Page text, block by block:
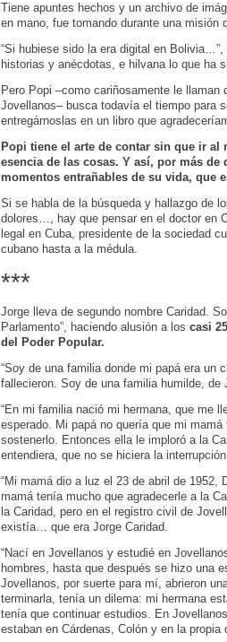
Tiene apuntes hechos y un archivo de
en mano, fue tomando durante una misión
“Si hubiese sido la era digital en
historias y anécdotas, e hilvana lo que ha
Pero Popi –como cariñosamente le
Jovellanos– busca todavía el tiempo para
entregárnoslas en un libro que
Popi tiene el arte de contar sin que ir
esencia de las cosas. Y así, por más
momentos entrañables de su vida, que
Si se habla de la búsqueda y hallazgo de
dolores…, hay que pensar en el doctor en
legal en Cuba, presidente de la sociedad
cubano hasta a la médula.
***
Jorge lleva de segundo nombre Caridad.
Parlamento”, haciendo alusión a los casi
del Poder Popular.
“Soy de una familia donde mi papá era
fallecieron. Soy de una familia humilde, de
“En mi familia nació mi hermana, que me
esperado. Mi papá no quería que mi
sostenerlo. Entonces ella le imploró a la
entendiera, que no se hiciera la
“Mi mamá dio a luz el 23 de abril de
mamá tenía mucho que agradecerle a la
la Caridad, pero en el registro civil de
existía… que era Jorge Caridad.
“Nací en Jovellanos y estudié en
hombres, hasta que después se hizo una
Jovellanos, por suerte para mí, abrieron
terminarla, tenía un dilema: mi hermana
tenía que continuar estudios. En
estaban en Cárdenas, Colón y en la propia